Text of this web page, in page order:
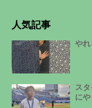
人気記事
やれ
ス
にや